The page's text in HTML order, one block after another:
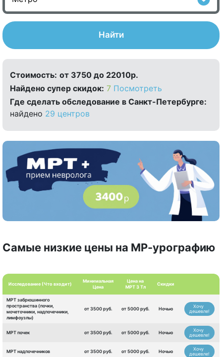
Найти
Стоимость: от 3750 до 22010р.
Найдено cупер скидок: 7 Посмотреть
Где сделать обследование в Санкт-Петербурге:
найдено 29 центров
Самые низкие цены на МР-урографию
Исследование (Что входит)
Минимальная
Цена
Цена на
МРТ 3 Тл
Скидки
МРТ забрюшинного
пространства (почки,
мочеточники, надпочечники,
лимфоузлы)
от 3500 руб. от 5000 руб. Ночью
Хочу
дешевле!
МРТ почек от 3500 руб. от 5000 руб. Ночью
Хочу
дешевле!
МРТ надпочечников от 3500 руб. от 5000 руб. Ночью
Хочу
дешевле!